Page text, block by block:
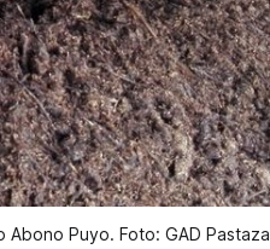
Puyo. Foto: GAD Pastaza